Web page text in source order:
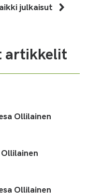
julkaisut
artikkelit
Ollilainen
Ollilainen